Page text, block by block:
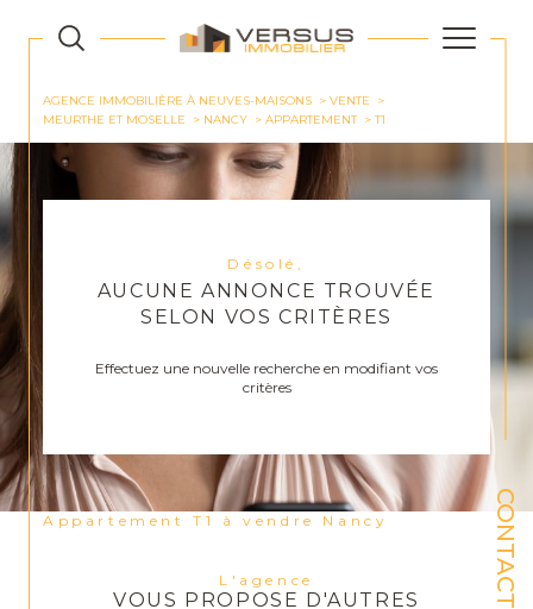
CONTACT
AGENCE IMMOBILIÈRE À NEUVES-MAISONS
VENTE
MEURTHE ET MOSELLE
NANCY APPARTEMENT T1
Désolé,
AUCUNE ANNONCE TROUVÉE
SELON VOS CRITÈRES
Effectuez une nouvelle recherche en modifiant vos
critères
Appartement T1 à vendre Nancy
L'agence
VOUS PROPOSE D'AUTRES